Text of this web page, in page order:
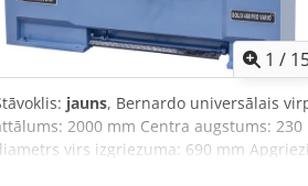
1 /
jauns, Bernardo universālais
2000 mm Centra augstums:
virs izgriezuma: 690 mm
Vārpstas caurums: 80 mm Vārpstas